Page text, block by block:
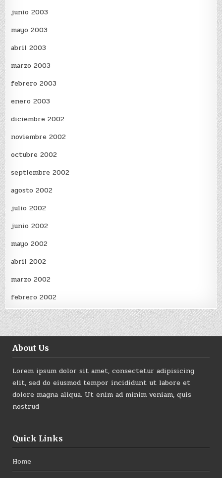
junio 2003
mayo 2003
abril 2003
marzo 2003
febrero 2003
enero 2003
diciembre 2002
noviembre 2002
octubre 2002
septiembre 2002
agosto 2002
julio 2002
junio 2002
mayo 2002
abril 2002
marzo 2002
febrero 2002
About Us
Lorem ipsum dolor sit amet, consectetur adipisicing
elit, sed do eiusmod tempor incididunt ut labore et
dolore magna aliqua. Ut enim ad minim veniam, quis
nostrud
Quick Links
Home